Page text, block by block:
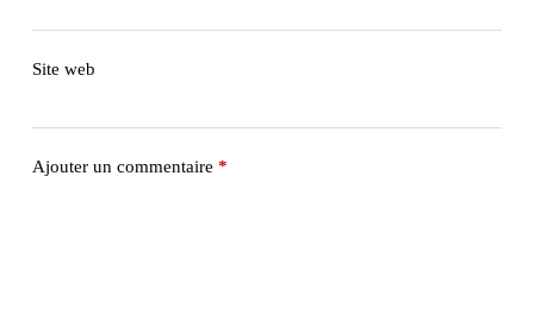
Site web
Ajouter un commentaire *